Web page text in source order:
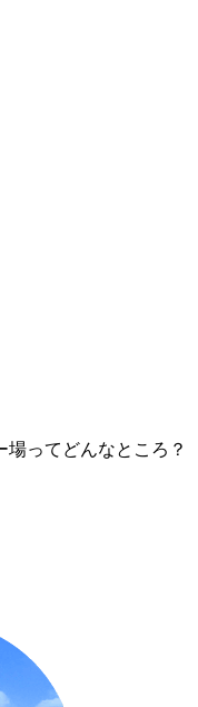
場ってどんなところ？